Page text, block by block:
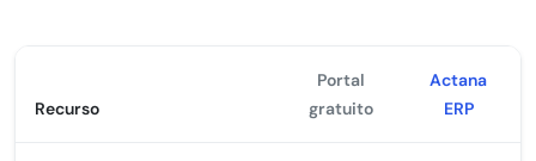
Recurso
Portal
gratuito
Actana
ERP